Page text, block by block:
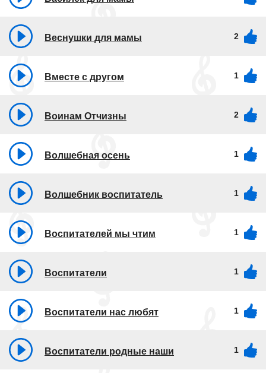
Веснушки для мамы 2
Вместе с другом 1
Воинам Отчизны 2
Волшебная осень 1
Волшебник воспитатель 1
Воспитателей мы чтим 1
Воспитатели 1
Воспитатели нас любят 1
Воспитатели родные наши 1